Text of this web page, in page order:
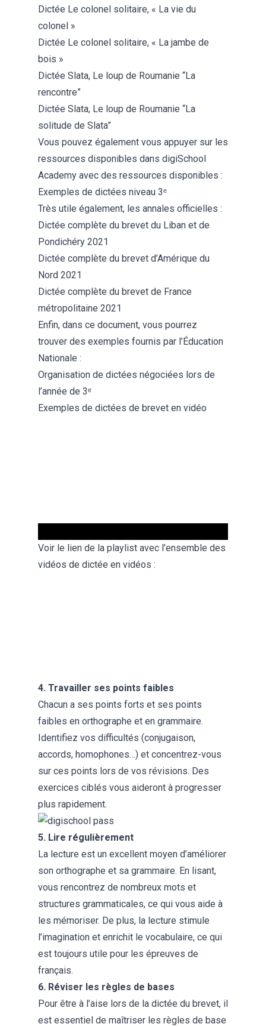
Dictée Le colonel solitaire, « La vie du
colonel »
Dictée Le colonel solitaire, « La jambe de
bois »
Dictée Slata, Le loup de Roumanie “La
rencontre”
Dictée Slata, Le loup de Roumanie “La
solitude de Slata”
Vous pouvez également vous appuyer sur les
ressources disponibles dans digiSchool
Academy avec des ressources disponibles :
Exemples de dictées niveau 3ᵉ
Très utile également, les annales officielles :
Dictée complète du brevet du Liban et de
Pondichéry 2021
Dictée complète du brevet d’Amérique du
Nord 2021
Dictée complète du brevet de France
métropolitaine 2021
Enfin, dans ce document, vous pourrez
trouver des exemples fournis par l’Éducation
Nationale :
Organisation de dictées négociées lors de
l’année de 3ᵉ
Exemples de dictées de brevet en vidéo
Voir le lien de la playlist avec l’ensemble des
vidéos de dictée en vidéos :
4. Travailler ses points faibles
Chacun a ses points forts et ses points
faibles en orthographe et en grammaire.
Identifiez vos difficultés (conjugaison,
accords, homophones…) et concentrez-vous
sur ces points lors de vos révisions. Des
exercices ciblés vous aideront à progresser
plus rapidement.
5. Lire régulièrement
La lecture est un excellent moyen d’améliorer
son orthographe et sa grammaire. En lisant,
vous rencontrez de nombreux mots et
structures grammaticales, ce qui vous aide à
les mémoriser. De plus, la lecture stimule
l’imagination et enrichit le vocabulaire, ce qui
est toujours utile pour les épreuves de
français.
6. Réviser les règles de bases
Pour être à l’aise lors de la dictée du brevet, il
est essentiel de maîtriser les règles de base